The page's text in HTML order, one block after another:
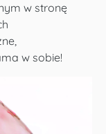
w stronę
w sobie!